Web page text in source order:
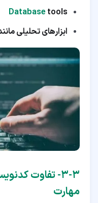
Databasetools
ابزارهای تحلیلی
۳‏-‏۳‏- تفاوت
مهارت